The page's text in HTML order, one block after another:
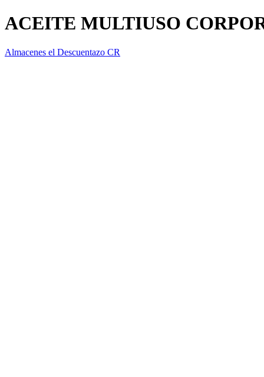
ACEITE MULTIUSO
Almacenes el Descuentazo CR